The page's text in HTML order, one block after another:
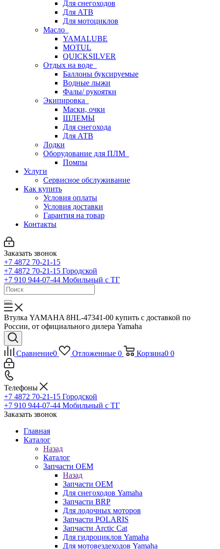
Для снегоходов
Для АТВ
Для мотоциклов
Масло
YAMALUBE
MOTUL
QUICKSILVER
Отдых на воде
Баллоны буксируемые
Водные лыжи
Фалы/ рукоятки
Экипировка
Маски, очки
ШЛЕМЫ
Для снегохода
Для АТВ
Лодки
Оборудование для ПЛМ
Помпы
Услуги
Сервисное обслуживание
Как купить
Условия оплаты
Условия доставки
Гарантия на товар
Контакты
Заказать звонок
+7 4872 70-21-15
+7 4872 70-21-15 Городской
+7 910 944-07-44 Мобильный с ТГ
Втулка YAMAHA 8HL-47341-00 купить с доставкой по
России, от официального дилера Yamaha
Сравнение0 Отложенные 0 Корзина0 0
Телефоны
+7 4872 70-21-15 Городской
+7 910 944-07-44 Мобильный с ТГ
Заказать звонок
Главная
Каталог
Назад
Каталог
Запчасти OEM
Назад
Запчасти OEM
Для снегоходов Yamaha
Запчасти BRP
Для лодочных моторов
Запчасти POLARIS
Запчасти Arctic Cat
Для гидроциклов Yamaha
Для мотовездеходов Yamaha